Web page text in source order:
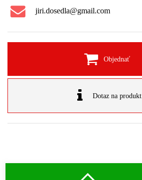
jiri.dosedla@gmail.com
Objednať
Dotaz na produkt